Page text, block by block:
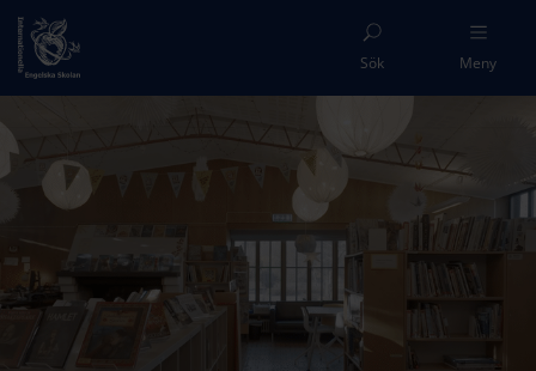
Sök Meny